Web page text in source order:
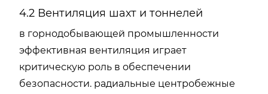
4.2 Вентиляция шахт и тоннелей
в горнодобывающей промышленности
эффективная вентиляция играет
критическую роль в обеспечении
безопасности. радиальные центробежные